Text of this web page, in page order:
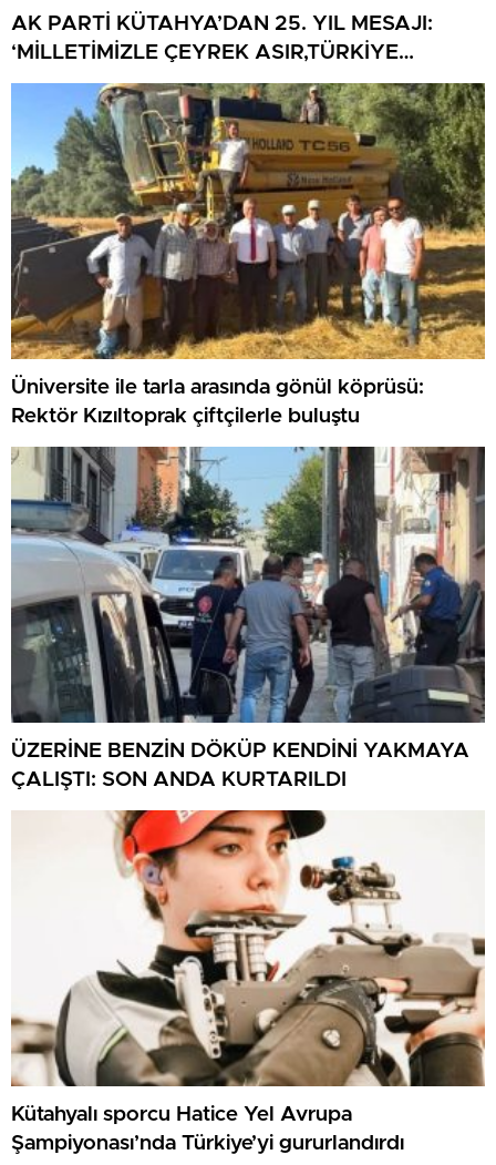
AK PARTİ KÜTAHYA’DAN 25. YIL MESAJI:
‘MİLLETİMİZLE ÇEYREK ASIR,TÜRKİYE
GELECEĞE HAZIR’
Üniversite ile tarla arasında gönül köprüsü:
Rektör Kızıltoprak çiftçilerle buluştu
ÜZERİNE BENZİN DÖKÜP KENDİNİ YAKMAYA
ÇALIŞTI: SON ANDA KURTARILDI
Kütahyalı sporcu Hatice Yel Avrupa
Şampiyonası’nda Türkiye’yi gururlandırdı